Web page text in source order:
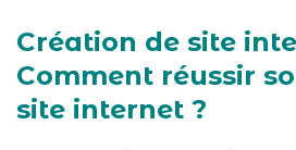
Création de site
Comment réussir
site internet ?